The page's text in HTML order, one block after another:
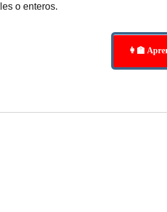
o enteros.
👩‍🏫